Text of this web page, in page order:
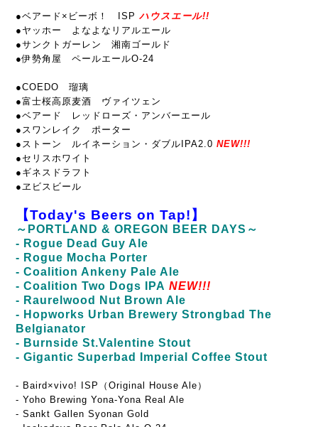
●ベアード×ビーボ！ ISP ハウスエール!!
●ヤッホー よなよなリアルエール
●サンクトガーレン 湘南ゴールド
●伊勢角屋 ペールエールO-24
●COEDO 瑠璃
●富士桜高原麦酒 ヴァイツェン
●ベアード レッドローズ・アンバーエール
●スワンレイク ポーター
●ストーン ルイネーション・ダブルIPA2.0 NEW!!!
●セリスホワイト
●ギネスドラフト
●ヱビスビール
【Today's Beers on Tap!】
～PORTLAND & OREGON BEER DAYS～
- Rogue Dead Guy Ale
- Rogue Mocha Porter
- Coalition Ankeny Pale Ale
- Coalition Two Dogs IPA NEW!!!
- Raurelwood Nut Brown Ale
- Hopworks Urban Brewery Strongbad The
Belgianator
- Burnside St.Valentine Stout
- Gigantic Superbad Imperial Coffee Stout
- Baird×vivo! ISP（Original House Ale）
- Yoho Brewing Yona-Yona Real Ale
- Sankt Gallen Syonan Gold